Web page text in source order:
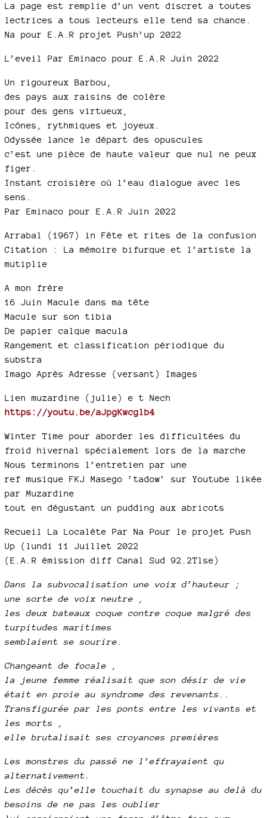
La page est remplie d’un vent discret a toutes
lectrices a tous lecteurs elle tend sa chance.
Na pour E.A.R projet Push’up 2022
L’eveil Par Eminaco pour E.A.R Juin 2022
Un rigoureux Barbou,
des pays aux raisins de colère
pour des gens virtueux,
Icônes, rythmiques et joyeux.
Odyssée lance le départ des opuscules
c’est une pièce de haute valeur que nul ne peux
figer.
Instant croisière où l’eau dialogue avec les
sens.
Par Eminaco pour E.A.R Juin 2022
Arrabal (1967) in Fête et rites de la confusion
Citation : La mémoire bifurque et l’artiste la
mutiplie
A mon frère
16 Juin Macule dans ma tête
Macule sur son tibia
De papier calque macula
Rangement et classification périodique du
substra
Imago Après Adresse (versant) Images
Lien muzardine (julie) e t Nech
https://youtu.be/aJpgKwcglb4
Winter Time pour aborder les difficultées du
froid hivernal spécialement lors de la marche
Nous terminons l’entretien par une
ref musique FKJ Masego ’tadow’ sur Youtube likée
par Muzardine
tout en dégustant un pudding aux abricots
Recueil La Localète Par Na Pour le projet Push
Up (lundi 11 Juillet 2022
(E.A.R émission diff Canal Sud 92.2Tlse)
Dans la subvocalisation une voix d’hauteur ;
une sorte de voix neutre ,
les deux bateaux coque contre coque malgré des
turpitudes maritimes
semblaient se sourire.
Changeant de focale ,
la jeune femme réalisait que son désir de vie
était en proie au syndrome des revenants..
Transfigurée par les ponts entre les vivants et
les morts ,
elle brutalisait ses croyances premières
Les monstres du passé ne l’effrayaient qu
alternativement.
Les décès qu’elle touchait du synapse au delà du
besoins de ne pas les oublier